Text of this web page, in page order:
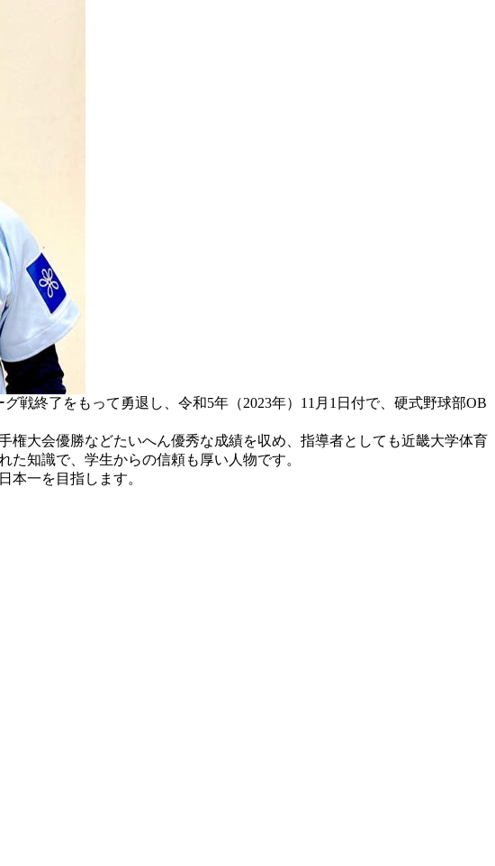
戦終了をもって勇退し、令和5年（2023年）11月1日付で、硬式野球部OB
大会優勝などたいへん優秀な成績を収め、指導者としても近畿大学体育
知識で、学生からの信頼も厚い人物です。
本一を目指します。